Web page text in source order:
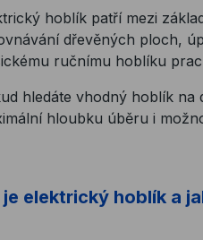
hoblík patří mezi
dřevěných ploch,
ručnímu hoblíku
hledáte vhodný hoblík
hloubku úběru i
je elektrický hoblík a